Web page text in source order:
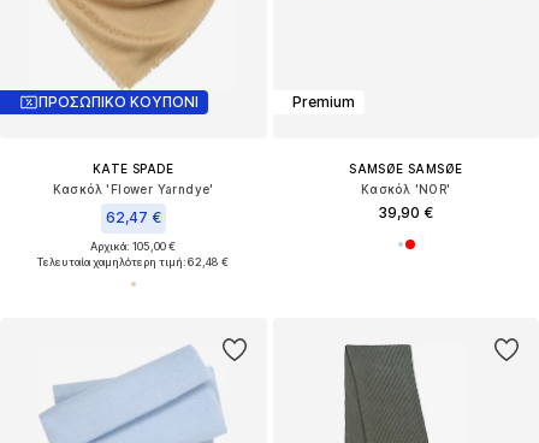
ΠΡΟΣΩΠΙΚΟ ΚΟΥΠΟΝΙ
KATE SPADE
Κασκόλ 'Flower Yarndye'
62,47 €
Αρχικά: 105,00 €
Τελευταία χαμηλότερη τιμή:62,48 €
Premium
SAMSØE SAMSØE
Κασκόλ 'NOR'
39,90 €